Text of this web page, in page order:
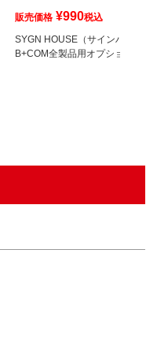
販売価格 ¥990税込
SYGN HOUSE（サインハウス
B+COM全製品用オプションパー